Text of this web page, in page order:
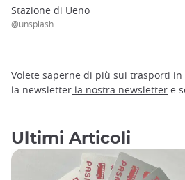
Stazione di Ueno
@unsplash
Volete saperne di più sui trasporti in
la newsletter la nostra newsletter e
Ultimi Articoli